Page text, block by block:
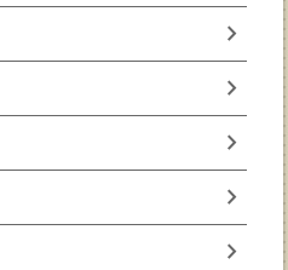
chevron_right
chevron_right
chevron_right
chevron_right
chevron_right